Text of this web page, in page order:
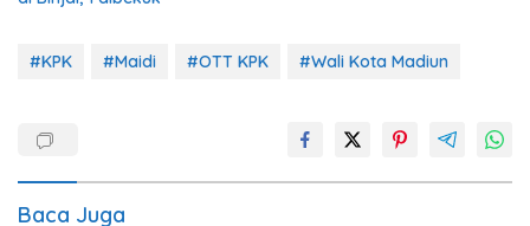
#KPK #Maidi #OTT KPK #Wali Kota Madiun
Baca Juga